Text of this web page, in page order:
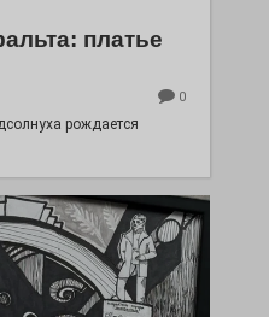
платье
0
рождается